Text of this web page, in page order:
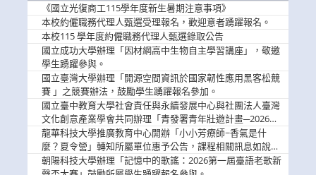
《國立光復商工115學年度新生暑期注意事項》
本校約僱職務代理人甄選受理報名，歡迎意者踴躍報名。
本校115 學年度約僱職務代理人甄選錄取公告
國立成功大學辦理「因材網高中生物自主學習講座」，敬邀
學生踴躍參與。
國立臺灣大學辦理「開源空間資訊於國家韌性應用黑客松競
賽 」之競賽辦法，鼓勵學生踴躍報名參加。
國立臺中教育大學社會責任與永續發展中心與社團法人臺灣
文化創意產業學會共同辦理「青發署青年壯遊計畫─2026臺
中舊城都市建築文化體驗」活動，敬邀學生踴躍報名參加，
公告周知。
龍華科技大學推廣教育中心開辦「小小芳療師~香氣是什
麼？夏令營」轉知所屬單位惠予公告，課程相關訊息如說
明。
朝陽科技大學辦理「記憶中的歌謠：2026第一屆臺語老歌新